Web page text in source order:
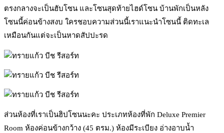
ตรงกลางจะเป็นฮับโซน และโซนสุดท้ายไฮด์โซน บ้านพักเป็นหลัง
โซนนี้ค่อนข้างสงบ ใครชอบความส่วนนี้เราแนะนำโซนนี้ ติดทะเล
เหมือนกันแต่จะเป็นหาดสัปปะรด
ส่วนห้องที่เราเป็นฮิปโซนนะคะ ประเภทห้องที่พัก Deluxe Premier
Room ห้องค่อนข้างกว้าง (45 ตรม.) ห้องมีระเบียง อ่างอาบน้ำ